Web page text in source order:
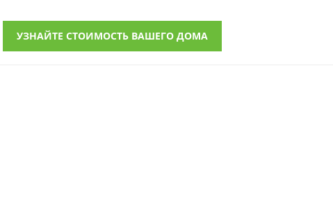
УЗНАЙТЕ СТОИМОСТЬ ВАШЕГО ДОМА